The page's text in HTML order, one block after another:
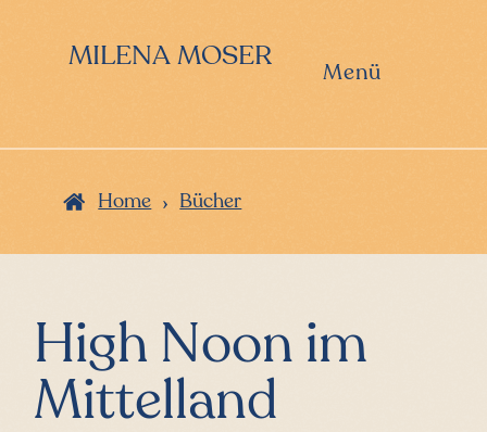
springen
springenMILENA MOSER
Menü
Home › Bücher
High Noon im
Mittelland